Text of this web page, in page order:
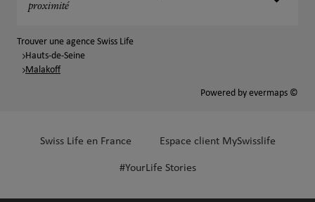
proximité
Trouver une agence Swiss Life
Hauts-de-Seine
Malakoff
Powered by evermaps ©
Swiss Life en France Espace client MySwisslife
#YourLife Stories